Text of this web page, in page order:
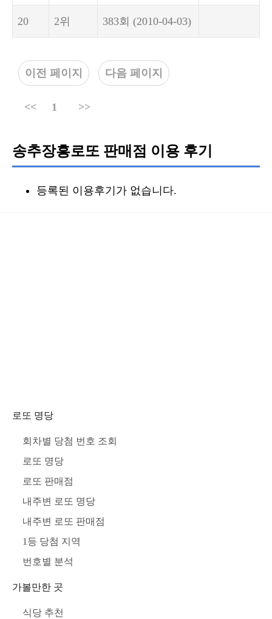
20 2위 383회 (2010-04-03)
이전 페이지 다음 페이지
<< 1 >>
송추장흥로또 판매점 이용 후기
등록된 이용후기가 없습니다.
로또 명당
회차별 당첨 번호 조회
로또 명당
로또 판매점
내주변 로또 명당
내주변 로또 판매점
1등 당첨 지역
번호별 분석
가볼만한 곳
식당 추천